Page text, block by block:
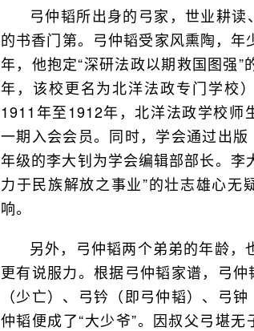
弓仲韬所出身的弓家，世业耕
的书香门第。弓仲韬受家风熏陶，
年，他抱定“深研法政以期救国图强
年，该校更名为北洋法政专门学校
1911年至1912年，北洋法政学校师
一期入会会员。同时，学会通过出
年级的李大钊为学会编辑部部长。李
力于民族解放之事业”的壮志雄心无
响。
另外，弓仲韬两个弟弟的年龄
更有说服力。根据弓仲韬家谱，弓
（少亡）、弓钤（即弓仲韬）、弓
仲韬便成了“大少爷”。因叔父弓堪